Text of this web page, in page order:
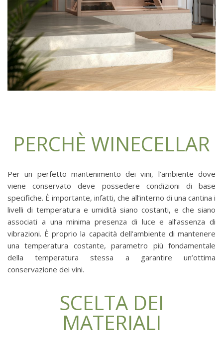
PERCHÈ WINECELLAR
Per un perfetto mantenimento dei vini, l’ambiente dove
viene conservato deve possedere condizioni di base
specifiche. È importante, infatti, che all’interno di una cantina i
livelli di temperatura e umidità siano costanti, e che siano
associati a una minima presenza di luce e all’assenza di
vibrazioni. È proprio la capacità dell’ambiente di mantenere
una temperatura costante, parametro più fondamentale
della temperatura stessa a garantire un’ottima
conservazione dei vini.
SCELTA DEI
MATERIALI